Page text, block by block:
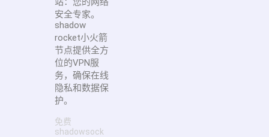
安全专家。
shadow
rocket小火箭
节点提供全方
位的VPN服
务，确保在线
隐私和数据保
护。
免费
shadowsock